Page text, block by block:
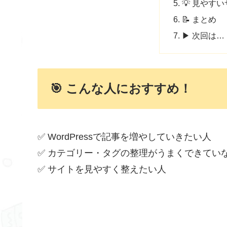
💡 見やす
📝 まとめ
▶ 次回は…
🎯 こんな人におすすめ！
✅ WordPressで記事を増やしていきたい人
✅ カテゴリー・タグの整理がうまくできてい
✅ サイトを見やすく整えたい人